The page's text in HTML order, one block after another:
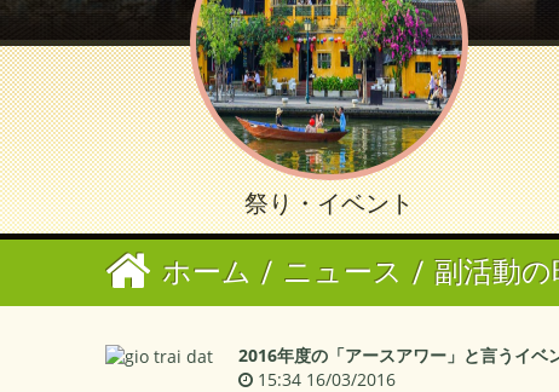
祭り・イベント
ホーム / ニュース / 副活動の
2016年度の「アースアワー」と言うイベ
15:34 16/03/2016